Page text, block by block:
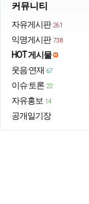
커뮤니티
자유게시판 261
익명게시판 738
HOT 게시물
웃음·연재 67
이슈·토론 22
자유홍보 14
공개일기장